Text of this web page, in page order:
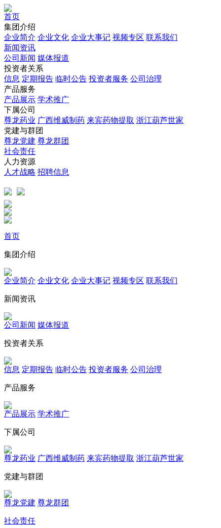
首页
集团介绍
企业简介 企业文化 企业⼤事记 视频专区 联系我们
新闻资讯
公司新闻 媒体报道
投资者关系
信息 定期报告 临时公告 投资者服务 公司治理
产品服务
产品展示 学术推广
下属公司
尊龙药业 广西维威制药 来宾药物提取 浙江葫芦世家
党建与群团
尊龙党建 尊龙群团
社会责任
人力资源
人才战略 招聘信息
首页
集团介绍
企业简介 企业文化 企业⼤事记 视频专区 联系我们
新闻资讯
公司新闻 媒体报道
投资者关系
信息 定期报告 临时公告 投资者服务 公司治理
产品服务
产品展示 学术推广
下属公司
尊龙药业 广西维威制药 来宾药物提取 浙江葫芦世家
党建与群团
尊龙党建 尊龙群团
社会责任